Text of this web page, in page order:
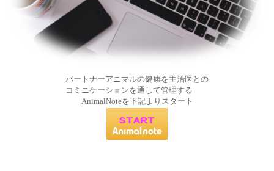
パートナーアニマルの健康を主治医との
コミニケーションを通して管理する
AnimalNoteを下記よりスタート